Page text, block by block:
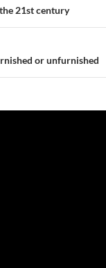
21st century
or unfurnished